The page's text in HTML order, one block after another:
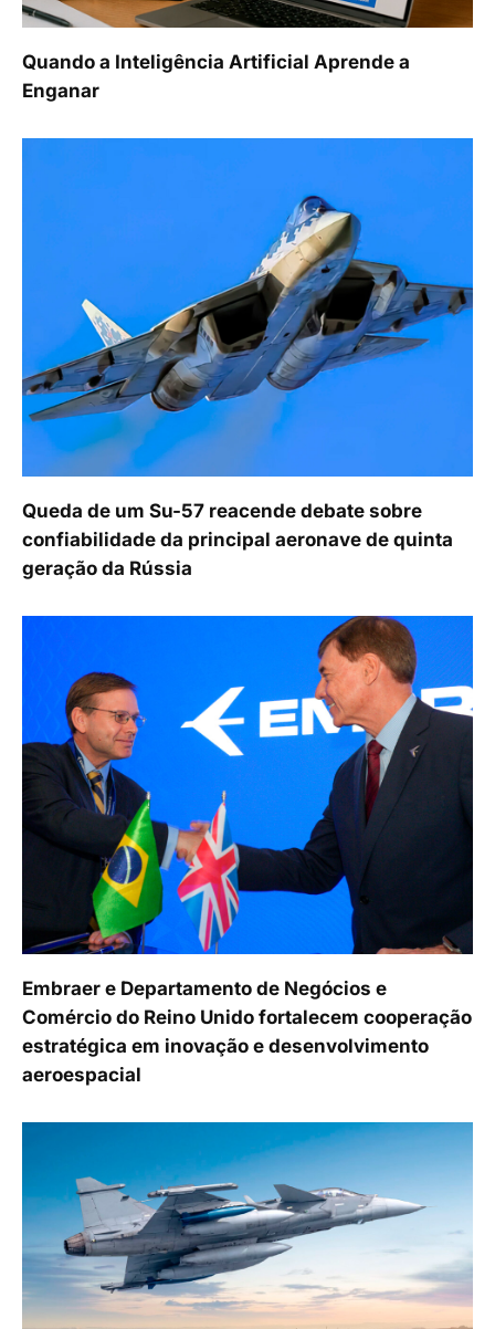
Quando a Inteligência Artificial Aprende a
Enganar
Queda de um Su-57 reacende debate sobre
confiabilidade da principal aeronave de quinta
geração da Rússia
Embraer e Departamento de Negócios e
Comércio do Reino Unido fortalecem cooperação
estratégica em inovação e desenvolvimento
aeroespacial